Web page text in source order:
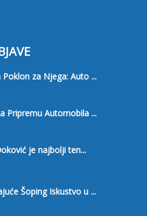
Poklon za Njega: Auto ...
Pripremu Automobila ...
je najbolji ten...
Šoping Iskustvo u ...